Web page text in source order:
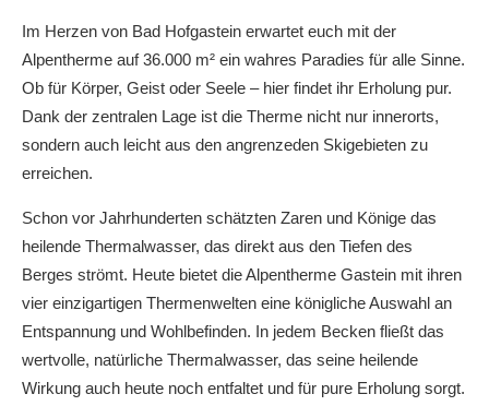
Im Herzen von Bad Hofgastein erwartet euch mit der
Alpentherme auf 36.000 m² ein wahres Paradies für alle Sinne.
Ob für Körper, Geist oder Seele – hier findet ihr Erholung pur.
Dank der zentralen Lage ist die Therme nicht nur innerorts,
sondern auch leicht aus den angrenzeden Skigebieten zu
erreichen.
Schon vor Jahrhunderten schätzten Zaren und Könige das
heilende Thermalwasser, das direkt aus den Tiefen des
Berges strömt. Heute bietet die Alpentherme Gastein mit ihren
vier einzigartigen Thermenwelten eine königliche Auswahl an
Entspannung und Wohlbefinden. In jedem Becken fließt das
wertvolle, natürliche Thermalwasser, das seine heilende
Wirkung auch heute noch entfaltet und für pure Erholung sorgt.